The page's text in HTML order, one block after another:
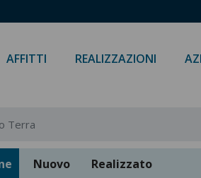
AFFITTI REALIZZAZIONI
Terra
Nuovo Realizzato